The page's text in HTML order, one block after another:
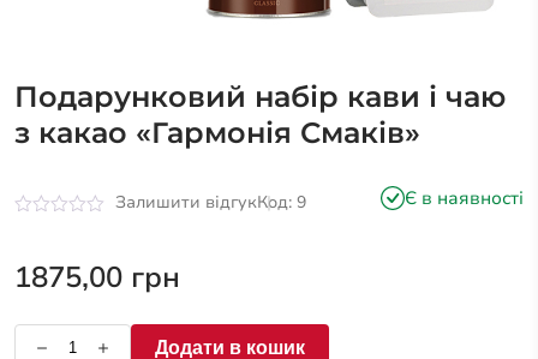
Подарунковий набір кави і чаю
з какао «Гармонія Смаків»
Залишити відгукКод: 9 Є в наявності
1875,00 грн
Додати в кошик